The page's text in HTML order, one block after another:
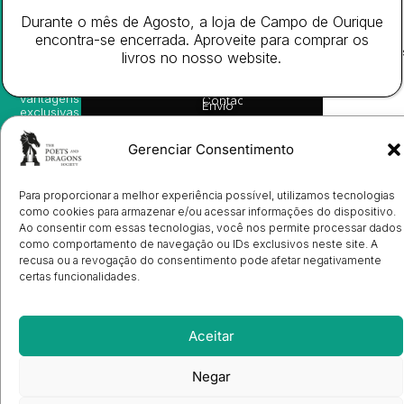
Gerenciar Consentimento
Para proporcionar a melhor experiência possível, utilizamos tecnologias
como cookies para armazenar e/ou acessar informações do dispositivo.
Ao consentir com essas tecnologias, você nos permite processar dados
como comportamento de navegação ou IDs exclusivos neste site. A
recusa ou a revogação do consentimento pode afetar negativamente
certas funcionalidades.
Aceitar
Negar
Eventos
Prémio
Ulysses
Contactos
Envio
de
Candidatura
de
de
Livrarias
Cookies
(EU)
sugestões
de
leitura,
vantagens
exclusivas
avisos
diretamente
no seu
Subscrever
os
direitos
Durante o mês de Agosto, a loja de Campo de Ourique
encontra-se encerrada. Aproveite para comprar os
livros no nosso website.